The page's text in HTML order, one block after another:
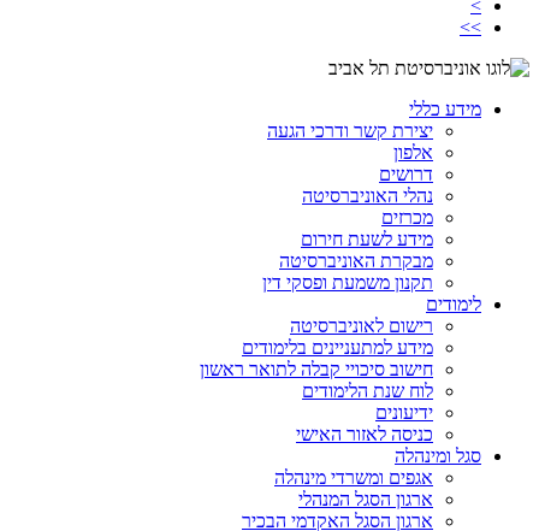
>
>>
מידע כללי
יצירת קשר ודרכי הגעה
אלפון
דרושים
נהלי האוניברסיטה
מכרזים
מידע לשעת חירום
מבקרת האוניברסיטה
תקנון משמעת ופסקי דין
לימודים
רישום לאוניברסיטה
מידע למתעניינים בלימודים
חישוב סיכויי קבלה לתואר ראשון
לוח שנת הלימודים
ידיעונים
כניסה לאזור האישי
סגל ומינהלה
אגפים ומשרדי מינהלה
ארגון הסגל המנהלי
ארגון הסגל האקדמי הבכיר